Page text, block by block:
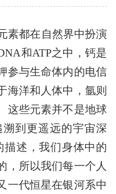
素都在自然界中扮演
和ATP之中，钙是
参与生命体内的电信
海洋和人体中，氩则
这些元素并不是地球
到更遥远的宇宙深
描述，我们身体中的
，所以我们每一个人
一代恒星在银河系中